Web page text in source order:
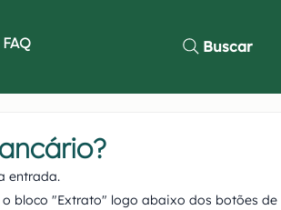
FAQ Buscar
entrada.
bloco "Extrato" logo abaixo dos botões de